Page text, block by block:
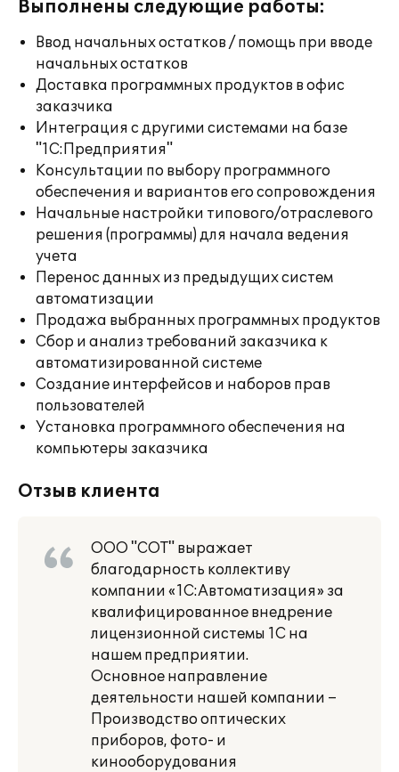
Выполнены следующие работы:
Ввод начальных остатков / помощь при вводе
начальных остатков
Доставка программных продуктов в офис
заказчика
Интеграция с другими системами на базе
"1С:Предприятия"
Консультации по выбору программного
обеспечения и вариантов его сопровождения
Начальные настройки типового/отраслевого
решения (программы) для начала ведения
учета
Перенос данных из предыдущих систем
автоматизации
Продажа выбранных программных продуктов
Сбор и анализ требований заказчика к
автоматизированной системе
Создание интерфейсов и наборов прав
пользователей
Установка программного обеспечения на
компьютеры заказчика
Отзыв клиента
ООО "СОТ" выражает
благодарность коллективу
компании «1С:Автоматизация» за
квалифицированное внедрение
лицензионной системы 1С на
нашем предприятии.
Основное направление
деятельности нашей компании –
Производство оптических
приборов, фото- и
кинооборудования